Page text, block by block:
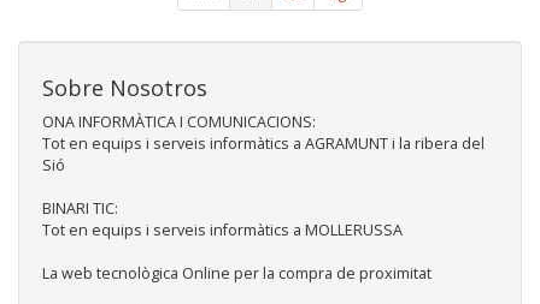
Sobre Nosotros
ONA INFORMÀTICA I COMUNICACIONS:
Tot en equips i serveis informàtics a AGRAMUNT i la ribera del
Sió
BINARI TIC:
Tot en equips i serveis informàtics a MOLLERUSSA
La web tecnològica Online per la compra de proximitat